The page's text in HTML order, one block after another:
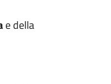
e della